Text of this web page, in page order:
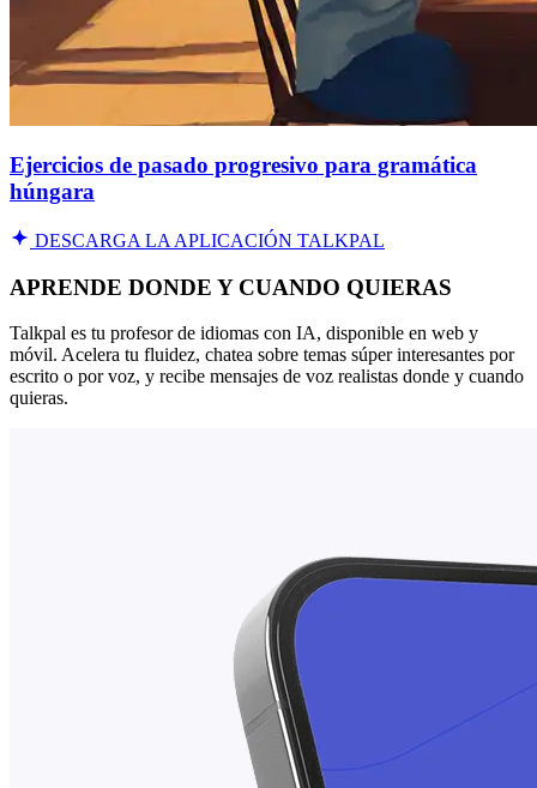
Ejercicios de pasado progresivo para gramática
húngara
DESCARGA LA APLICACIÓN TALKPAL
APRENDE DONDE Y CUANDO QUIERAS
Talkpal es tu profesor de idiomas con IA, disponible en web y
móvil. Acelera tu fluidez, chatea sobre temas súper interesantes por
escrito o por voz, y recibe mensajes de voz realistas donde y cuando
quieras.